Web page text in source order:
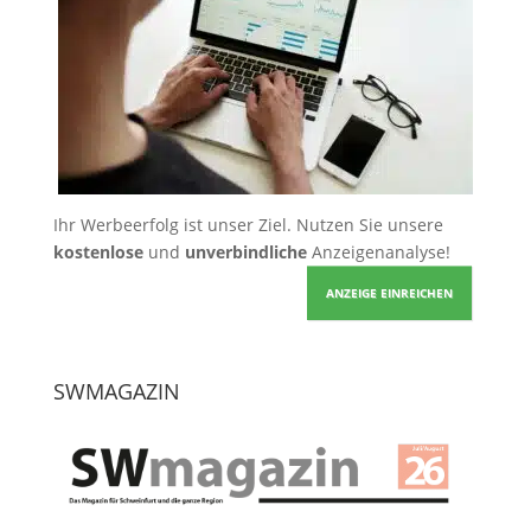
Ihr Werbeerfolg ist unser Ziel. Nutzen Sie unsere
kostenloseund unverbindlicheAnzeigenanalyse!
ANZEIGE EINREICHEN
SWMAGAZIN